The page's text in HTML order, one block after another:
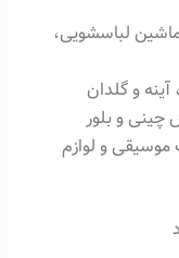
لباسشویی،
آینه و گلدان
چینی و بلور
موسیقی و لوازم